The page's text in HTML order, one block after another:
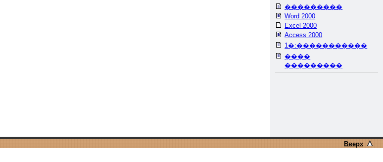
���������
Word 2000
Excel 2000
Access 2000
1�:�����������
����
���������
Вверх